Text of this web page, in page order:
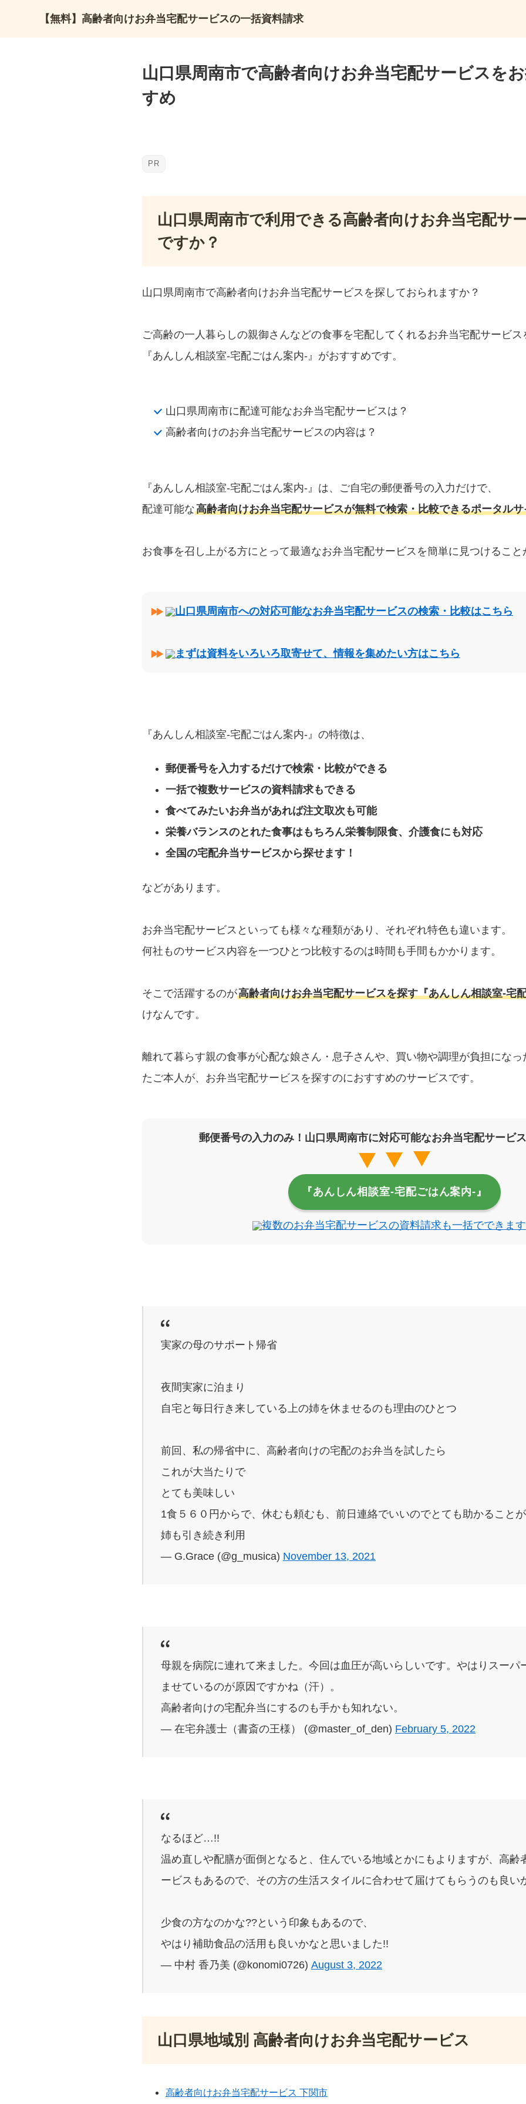
【無料】高齢者向けお弁当宅配サービスの一括資料請求
山口県周南市で高齢者向けお弁当宅配サービスを
すめ
山口県周南市で利用できる高齢者向けお弁当宅配サ
ですか？
山口県周南市で高齢者向けお弁当宅配サービスを探しておられますか？
ご高齢の一人暮らしの親御さんなどの食事を宅配してくれるお弁当宅配サービス
『あんしん相談室‐宅配ごはん案内‐』がおすすめです。
山口県周南市に配達可能なお弁当宅配サービスは？
高齢者向けのお弁当宅配サービスの内容は？
『あんしん相談室‐宅配ごはん案内‐』は、ご自宅の郵便番号の入力だけで、
配達可能な高齢者向けお弁当宅配サービスが無料で検索・比較できるポータル
お食事を召し上がる方にとって最適なお弁当宅配サービスを簡単に見つけること
山口県周南市への対応可能なお弁当宅配サービスの検索・比較はこちら
まずは資料をいろいろ取寄せて、情報を集めたい方はこちら
『あんしん相談室‐宅配ごはん案内‐』の特徴は、
郵便番号を入力するだけで検索・比較ができる
一括で複数サービスの資料請求もできる
食べてみたいお弁当があれば注文取次も可能
栄養バランスのとれた食事はもちろん栄養制限食、介護食にも対応
全国の宅配弁当サービスから探せます！
などがあります。
お弁当宅配サービスといっても様々な種類があり、それぞれ特色も違います。
何社ものサービス内容を一つひとつ比較するのは時間も手間もかかります。
そこで活躍するのが高齢者向けお弁当宅配サービスを探す『あんしん相談室‐宅
けなんです。
離れて暮らす親の食事が心配な娘さん・息子さんや、買い物や調理が負担になっ
たご本人が、お弁当宅配サービスを探すのにおすすめのサービスです。
郵便番号の入力のみ！山口県周南市に対応可能なお弁当宅配サービ
『あんしん相談室‐宅配ごはん案内‐』
複数のお弁当宅配サービスの資料請求も一括でできます
実家の母のサポート帰省
夜間実家に泊まり
自宅と毎日行き来している上の姉を休ませるのも理由のひとつ
前回、私の帰省中に、高齢者向けの宅配のお弁当を試したら
これが大当たりで
とても美味しい
1食５６０円からで、休むも頼むも、前日連絡でいいのでとても助かること
姉も引き続き利用
— G.Grace (@g_musica) November 13, 2021
母親を病院に連れて来ました。今回は血圧が高いらしいです。やはりスーパ
ませているのが原因ですかね（汗）。
高齢者向けの宅配弁当にするのも手かも知れない。
— 在宅弁護士（書斎の王様） (@master_of_den) February 5, 2022
なるほど…!!
温め直しや配膳が面倒となると、住んでいる地域とかにもよりますが、高齢
ービスもあるので、その方の生活スタイルに合わせて届けてもらうのも良い
少食の方なのかな??という印象もあるので、
やはり補助食品の活用も良いかなと思いました!!
— 中村 香乃美 (@konomi0726) August 3, 2022
山口県地域別 高齢者向けお弁当宅配サービス
高齢者向けお弁当宅配サービス 下関市